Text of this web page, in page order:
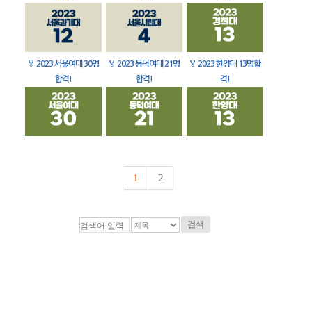
🏅 2023 서울여대 30명
합격!
🏅 2023 동덕여대 21명
합격!
🏅 2023 한양대 13명합
격!
1 2
검색